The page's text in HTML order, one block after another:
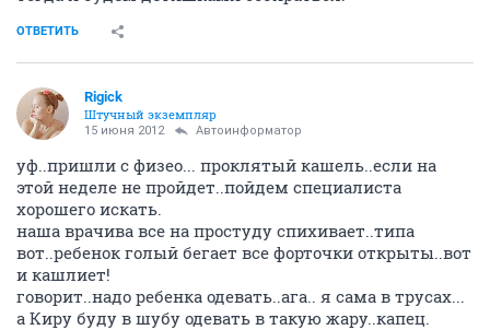
ОТВЕТИТЬ
Rigick
Штучный экземпляр
15 июня 2012 Автоинформатор
уф..пришли с физео... проклятый кашель..если на
этой неделе не пройдет..пойдем специалиста
хорошего искать.
наша врачива все на простуду спихивает..типа
вот..ребенок голый бегает все форточки открыты..вот
и кашлиет!
говорит..надо ребенка одевать..ага.. я сама в трусах...
а Киру буду в шубу одевать в такую жару..капец.